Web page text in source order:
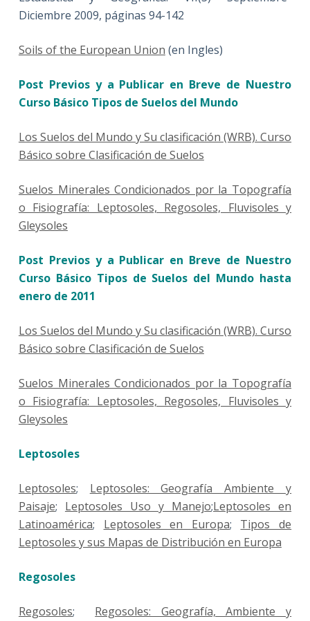
Diciembre 2009, páginas 94-142
Soils of the European Union (en Ingles)
Post Previos y a Publicar en Breve de Nuestro
Curso Básico Tipos de Suelos del Mundo
Los Suelos del Mundo y Su clasificación (WRB). Curso
Básico sobre Clasificación de Suelos
Suelos Minerales Condicionados por la Topografía
o Fisiografía: Leptosoles, Regosoles, Fluvisoles y
Gleysoles
Post Previos y a Publicar en Breve de Nuestro
Curso Básico Tipos de Suelos del Mundo hasta
enero de 2011
Los Suelos del Mundo y Su clasificación (WRB). Curso
Básico sobre Clasificación de Suelos
Suelos Minerales Condicionados por la Topografía
o Fisiografía: Leptosoles, Regosoles, Fluvisoles y
Gleysoles
Leptosoles
Leptosoles; Leptosoles: Geografía Ambiente y
Paisaje; Leptosoles Uso y Manejo;Leptosoles en
Latinoamérica; Leptosoles en Europa; Tipos de
Leptosoles y sus Mapas de Distribución en Europa
Regosoles
Regosoles; Regosoles: Geografía, Ambiente y